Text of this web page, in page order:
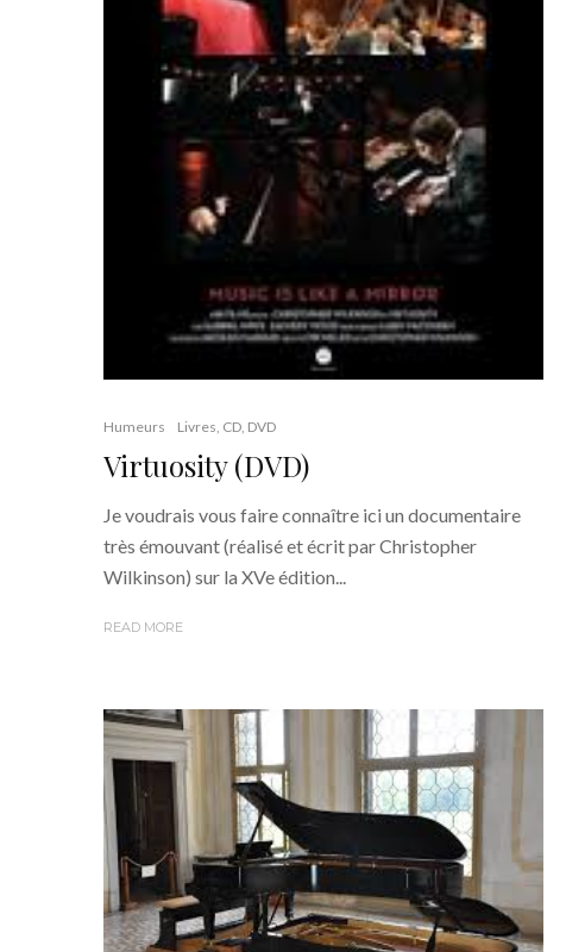
Humeurs Livres, CD, DVD
Virtuosity (DVD)
Je voudrais vous faire connaître ici un documentaire
très émouvant (réalisé et écrit par Christopher
Wilkinson) sur la XVe édition...
READ MORE